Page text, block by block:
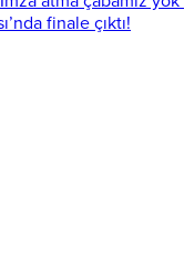
finale çıktı!